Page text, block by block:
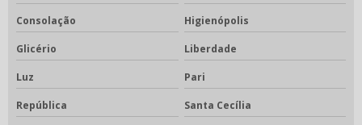
Gotejador elétrico odontológico
Isolante para cerâmica
Kit acadêmico odontológico
Kit acadêmico odontológico preço
Consolação Higienópolis
Glicério Liberdade
Luz Pari
República Santa Cecília